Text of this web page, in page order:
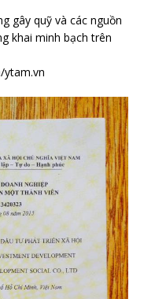
gây quỹ và các nguồn
khai minh bạch trên
ytam.vn